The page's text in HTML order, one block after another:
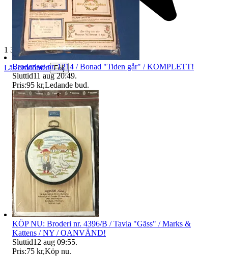
1 381 omdömen
Läs omdömen Följ
Broderiset nr. 1214 / Bonad "Tiden går" / KOMPLETT!
Sluttid11 aug 20:49.
Pris:95 kr,Ledande bud.
KÖP NU: Broderi nr. 4396/B / Tavla "Gäss" / Marks &
Kattens / NY / OANVÄND!
Sluttid12 aug 09:55.
Pris:75 kr,Köp nu.